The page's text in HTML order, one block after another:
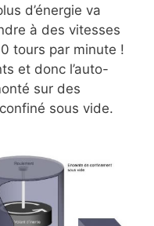
d’énergie va
à des vitesses
tours par minute !
et donc l’auto-
sur des
sous vide.